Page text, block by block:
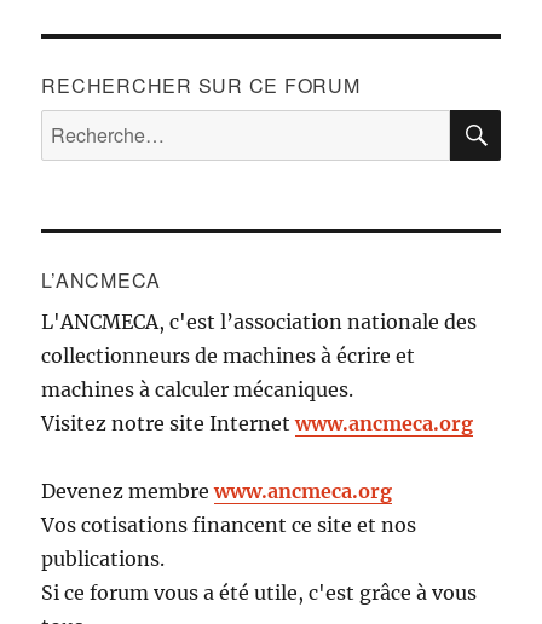
RECHERCHER SUR CE FORUM
Recherche
pour :
L’ANCMECA
L'ANCMECA, c'est l’association nationale des
collectionneurs de machines à écrire et
machines à calculer mécaniques.
Visitez notre site Internetwww.ancmeca.org
Devenez membrewww.ancmeca.org
Vos cotisations financent ce site et nos
publications.
Si ce forum vous a été utile, c'est grâce à vous